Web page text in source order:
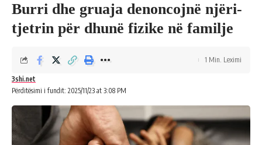
Burri dhe gruaja denoncojnë njëri-
tjetrin për dhunë fizike në familje
Përditësimi i fundit: 2025/11/23 at 3:08 PM
3shi.net
1 Min. Leximi